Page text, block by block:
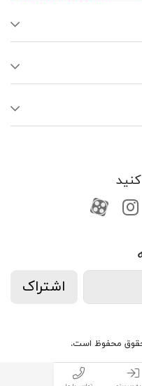
کنید
کانال آپارات
کانال آپارات
اشتراک